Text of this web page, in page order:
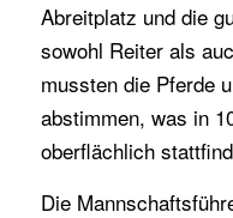
Abreitplatz und die
sowohl Reiter als
mussten die Pferde
abstimmen, was in
oberflächlich
Die